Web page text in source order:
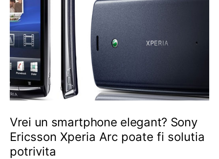
Vrei un smartphone elegant? Sony
Ericsson Xperia Arc poate fi solutia
potrivita